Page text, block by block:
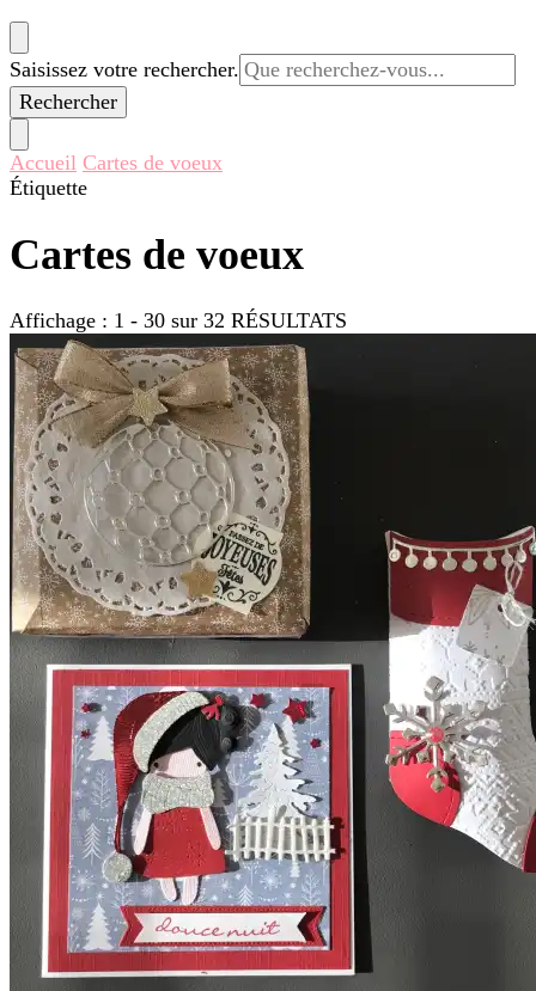
Vous
recherchiez
quelque
Saisissez votre rechercher.
Accueil Cartes de voeux
Étiquette
Cartes de voeux
Affichage : 1 - 30 sur 32 RÉSULTATS